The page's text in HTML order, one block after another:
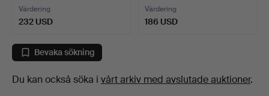
Värdering
232 USD
Värdering
186 USD
Bevaka sökning
Du kan också söka i vårt arkiv med avslutade auktioner.